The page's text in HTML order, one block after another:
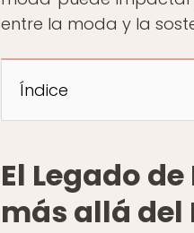
entre la moda y la
Índice
El Legado
más allá del